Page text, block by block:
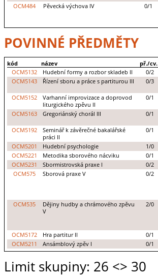
OCM484 Pěvecká výchova IV 0/1
POVINNÉ PŘEDMĚTY
kód název př./cv.
OCM5132
Hudební formy a rozbor skladeb II 0/2
OCM5143
Řízení sboru a práce s partiturou III 0/3
OCM5152
Varhanní improvizace a doprovod
liturgického zpěvu II
0/1
OCM5163 Gregoriánský chorál III 0/1
OCM5192
Seminář k závěrečné bakalářské
práci II
0/1
OCM5201 Hudební psychologie 1/0
OCM5221
Metodika sborového nácviku 0/1
OCM5231
Sbormistrovská praxe I 0/2
OCM575
Sborová praxe V 0/2
OCM535
Dějiny hudby a chrámového zpěvu
V
2/0
OCM5172 Hra partitur II 0/1
OCM5211
Ansámblový zpěv I 0/1
Limit skupiny: 26 <> 30